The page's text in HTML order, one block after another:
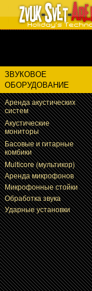
ЗВУКОВОЕ
ОБОРУДОВАНИЕ
Аренда акустических
систем
Акустические
мониторы
Басовые и гитарные
комбики
Multicore (мультикор)
Аренда микрофонов
Микрофонные стойки
Обработка звука
Ударные установки